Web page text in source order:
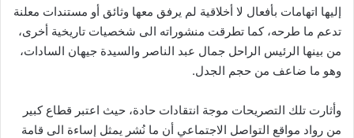
إليها اتهامات بأفعال لا أخلاقية لم يرفق معها وثائق أو مستندات معلنة
تدعم ما طرحه، كما تطرقت منشوراته الى شخصيات تاريخية أخرى،
من بينها الرئيس الراحل جمال عبد الناصر والسيدة جيهان السادات،
وهو ما ضاعف من حجم الجدل.
وأثارت تلك التصريحات موجة انتقادات حادة، حيث اعتبر قطاع كبير
من رواد مواقع التواصل الاجتماعي أن ما نُشر يمثل إساءة الى قامة